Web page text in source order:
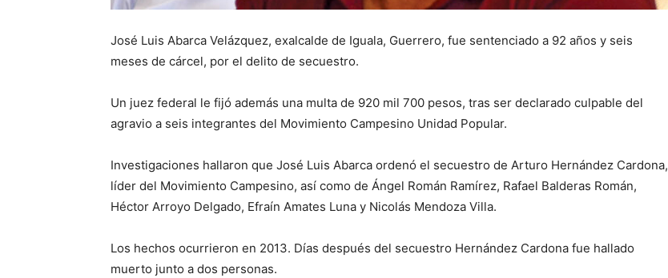
José Luis Abarca Velázquez, exalcalde de Iguala, Guerrero, fue sentenciado a 92 años y seis
meses de cárcel, por el delito de secuestro.
Un juez federal le fijó además una multa de 920 mil 700 pesos, tras ser declarado culpable del
agravio a seis integrantes del Movimiento Campesino Unidad Popular.
Investigaciones hallaron que José Luis Abarca ordenó el secuestro de Arturo Hernández Cardona,
líder del Movimiento Campesino, así como de Ángel Román Ramírez, Rafael Balderas Román,
Héctor Arroyo Delgado, Efraín Amates Luna y Nicolás Mendoza Villa.
Los hechos ocurrieron en 2013. Días después del secuestro Hernández Cardona fue hallado
muerto junto a dos personas.